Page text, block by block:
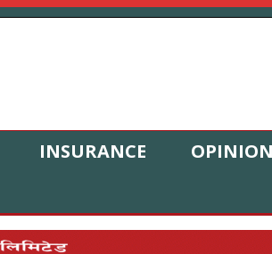
INSURANCE OPINION